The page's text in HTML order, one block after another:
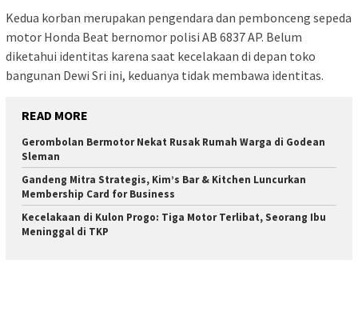
Kedua korban merupakan pengendara dan pembonceng sepeda
motor Honda Beat bernomor polisi AB 6837 AP. Belum
diketahui identitas karena saat kecelakaan di depan toko
bangunan Dewi Sri ini, keduanya tidak membawa identitas.
READ MORE
Gerombolan Bermotor Nekat Rusak Rumah Warga di Godean
Sleman
Gandeng Mitra Strategis, Kim’s Bar & Kitchen Luncurkan
Membership Card for Business
Kecelakaan di Kulon Progo: Tiga Motor Terlibat, Seorang Ibu
Meninggal di TKP